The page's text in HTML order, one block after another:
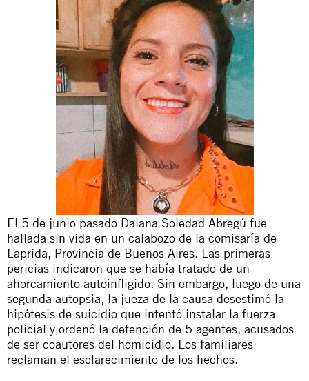
El 5 de junio pasado Daiana Soledad Abregú fue
hallada sin vida en un calabozo de la comisaría de
Laprida, Provincia de Buenos Aires. Las primeras
pericias indicaron que se había tratado de un
ahorcamiento autoinfligido. Sin embargo, luego de una
segunda autopsia, la jueza de la causa desestimó la
hipótesis de suicidio que intentó instalar la fuerza
policial y ordenó la detención de 5 agentes, acusados
de ser coautores del homicidio. Los familiares
reclaman el esclarecimiento de los hechos.